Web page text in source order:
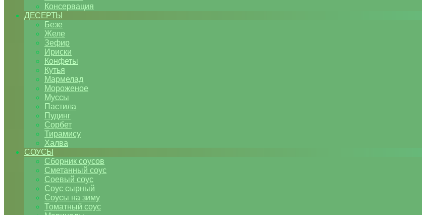
Консервация
ДЕСЕРТЫ
Безе
Желе
Зефир
Ириски
Конфеты
Кутья
Мармелад
Мороженое
Муссы
Пастила
Пудинг
Сорбет
Тирамису
Халва
СОУСЫ
Сборник соусов
Сметанный соус
Соевый соус
Соус сырный
Соусы на зиму
Томатный соус